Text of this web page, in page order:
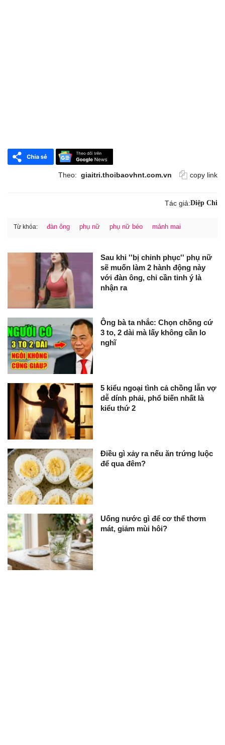
Theo: giaitri.thoibaovhnt.com.vn copy link
Tác giả:Diệp Chi
Từ khóa: đàn ông phụ nữ phụ nữ béo mảnh mai
Sau khi ''bị chinh phục'' phụ nữ
sẽ muốn làm 2 hành động này
với đàn ông, chỉ cần tinh ý là
nhận ra
Ông bà ta nhắc: Chọn chồng cứ
3 to, 2 dài mà lấy không cần lo
nghĩ
5 kiểu ngoại tình cả chồng lẫn vợ
dễ dính phải, phổ biến nhất là
kiểu thứ 2
Điều gì xảy ra nếu ăn trứng luộc
để qua đêm?
Uống nước gì để cơ thể thơm
mát, giảm mùi hôi?